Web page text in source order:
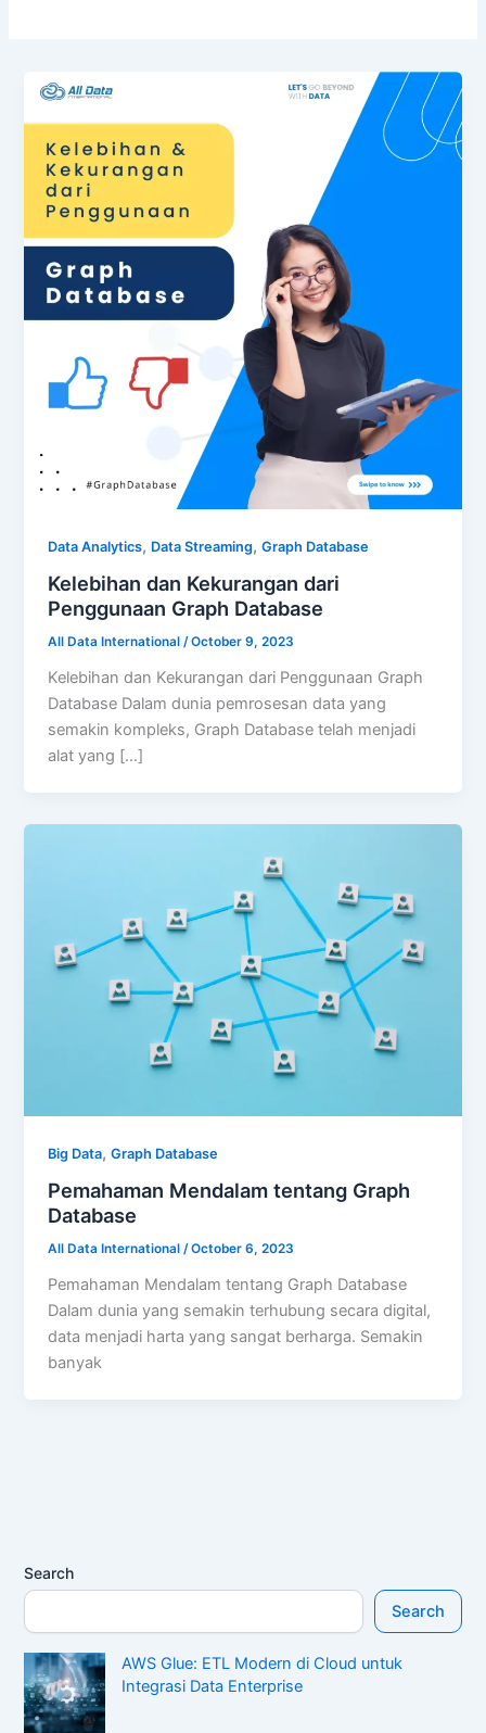
Data Analytics, Data Streaming,Graph Database
Kelebihan dan Kekurangan dari
Penggunaan Graph Database
All Data International/October 9, 2023
Kelebihan dan Kekurangan dari Penggunaan Graph
Database Dalam dunia pemrosesan data yang
semakin kompleks, Graph Database telah menjadi
alat yang […]
Big Data,Graph Database
Pemahaman Mendalam tentang Graph
Database
All Data International/October 6, 2023
Pemahaman Mendalam tentang Graph Database
Dalam dunia yang semakin terhubung secara digital,
data menjadi harta yang sangat berharga. Semakin
banyak
Search
Search
AWS Glue: ETL Modern di Cloud untuk
Integrasi Data Enterprise